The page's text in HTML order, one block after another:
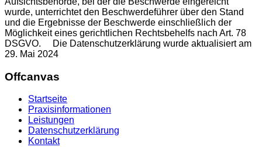
Offcanvas
Startseite
Praxisinformationen
Leistungen
Datenschutzerklärung
Kontakt